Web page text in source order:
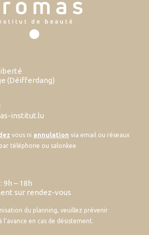
(Déifferdang)
institut.lu
vous ni annulation via email ou réseaux
téléphone ou salonkee
: 9h – 18h
sur rendez-vous
du planning, veuillez prévenir
en cas de désistement.